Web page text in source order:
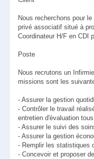
Nous recherchons pour
privé associatif situé à
Coordinateur H/F en CDI
Poste
Nous recrutons un
missions sont les
- Assurer la gestion
- Contrôler le travail
entretien d'évaluation
- Assurer le suivi des
- Assurer la gestion
- Remplir les statistiques
- Concevoir et proposer